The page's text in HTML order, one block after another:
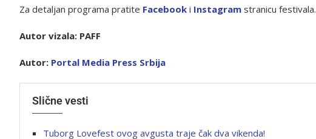
Za detaljan programa pratite Facebook i Instagram stranicu festivala.
Autor vizala: PAFF
Autor: Portal Media Press Srbija
Slične vesti
Tuborg Lovefest ovog avgusta traje čak dva vikenda!